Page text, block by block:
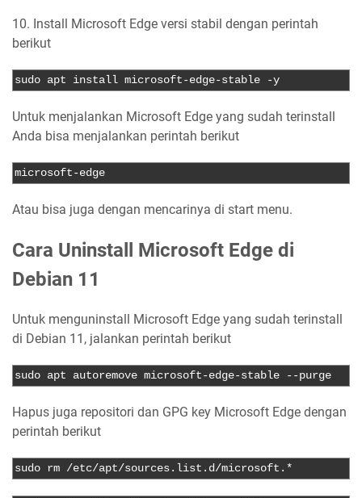
10. Install Microsoft Edge versi stabil dengan perintah
berikut
sudo apt install microsoft-edge-stable -y
Untuk menjalankan Microsoft Edge yang sudah terinstall
Anda bisa menjalankan perintah berikut
microsoft-edge
Atau bisa juga dengan mencarinya di start menu.
Cara Uninstall Microsoft Edge di
Debian 11
Untuk menguninstall Microsoft Edge yang sudah terinstall
di Debian 11, jalankan perintah berikut
sudo apt autoremove microsoft-edge-stable --purge
Hapus juga repositori dan GPG key Microsoft Edge dengan
perintah berikut
sudo rm /etc/apt/sources. list . d/microsoft .*